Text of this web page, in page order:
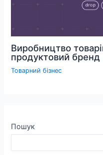
Виробництво
продуктовий бренд
Товарний бізнес
Пошук